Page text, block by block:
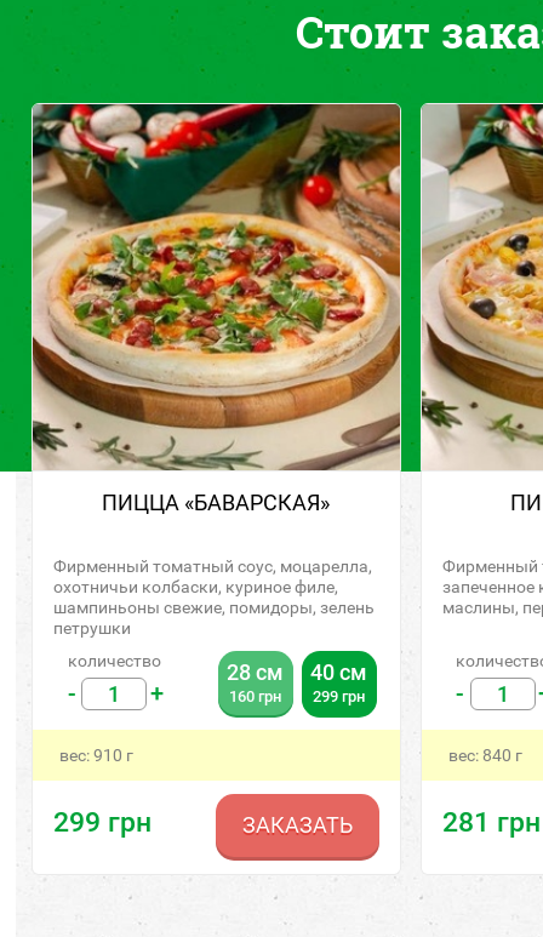
Стоит
ПИЦЦА «БАВАРСКАЯ»
Фирменный томатный соус, моцарелла,
охотничьи колбаски, куриное филе,
шампиньоны свежие, помидоры, зелень
петрушки
количество
- +
28 см
160 грн
40 см
299 грн
вес:910 г
299 грн ЗАКАЗАТЬ
Фирменный
запеченное
маслины,
-
вес: 840 г
281 грн